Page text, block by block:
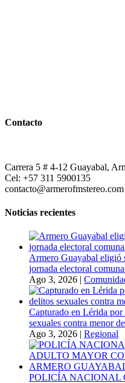
Contacto
Carrera 5 # 4-12 Guayabal,
Cel: +57 311 5900135
contacto@armerofmstereo.com
Noticias recientes
Armero Guayabal eligió
jornada electoral
Ago 3, 2026 |
Capturado en Lérida
sexuales contra menor
Ago 3, 2026 | Regional
POLICÍA NACIONAL